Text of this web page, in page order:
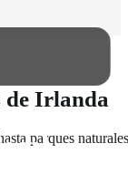
de Irlanda
parques